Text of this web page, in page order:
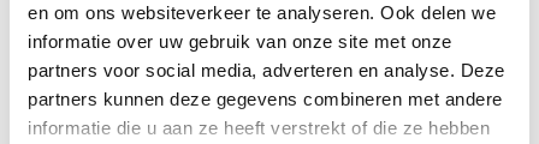
en om ons websiteverkeer te analyseren. Ook delen we
informatie over uw gebruik van onze site met onze
partners voor social media, adverteren en analyse. Deze
partners kunnen deze gegevens combineren met andere
informatie die u aan ze heeft verstrekt of die ze hebben
De nachtkleding van Charlie Choe is gemaakt van
heerlijke zachte stoffen en heeft een perfecte pasvorm.